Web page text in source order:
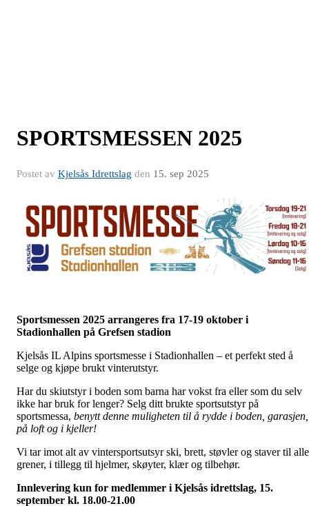
SPORTSMESSEN 2025
Postet av Kjelsås Idrettslag den 15. sep 2025
Sportsmessen 2025 arrangeres fra 17-19 oktober i
Stadionhallen på Grefsen stadion
Kjelsås IL Alpins sportsmesse i Stadionhallen – et perfekt sted å
selge og kjøpe brukt vinterutstyr.
Har du skiutstyr i boden som barna har vokst fra eller som du selv
ikke har bruk for lenger? Selg ditt brukte sportsutstyr på
sportsmessa, benytt denne muligheten til å rydde i boden, garasjen,
på loft og i kjeller!
Vi tar imot alt av vintersportsutsyr ski, brett, støvler og staver til alle
grener, i tillegg til hjelmer, skøyter, klær og tilbehør.
Innlevering kun for medlemmer i Kjelsås idrettslag, 15.
september kl. 18.00-21.00